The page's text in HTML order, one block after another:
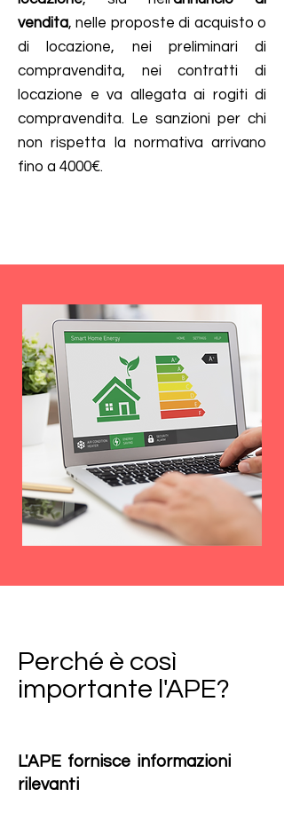
vendita, nelle proposte di acquisto o
di locazione, nei preliminari di
compravendita, nei contratti di
locazione e va allegata ai rogiti di
compravendita. Le sanzioni per chi
non rispetta la normativa arrivano
fino a 4000€.
Perché è così
importante l'APE?
L'APE fornisce informazioni
rilevanti